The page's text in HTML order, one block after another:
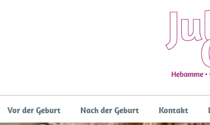
Vor der Geburt Nach der Geburt Kontakt